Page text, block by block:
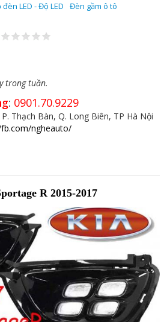
LED - Độ LED
Đèn gầm ô tô
trong tuần.
: 0901.70.9229
Thạch Bàn, Q. Long Biên, TP Hà Nội
ngheauto/
R 2015-2017